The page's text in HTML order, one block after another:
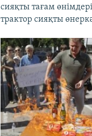
сияқты тағам
трактор сияқты